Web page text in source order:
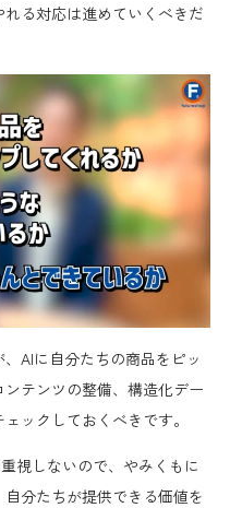
る対応は進めていくべきだ
AIに自分たちの商品をピッ
テンツの整備、構造化デー
ックしておくべきです。
視しないので、やみくもに
分たちが提供できる価値を